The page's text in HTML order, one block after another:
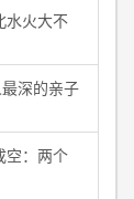
水火大不
最深的亲子
空：两个